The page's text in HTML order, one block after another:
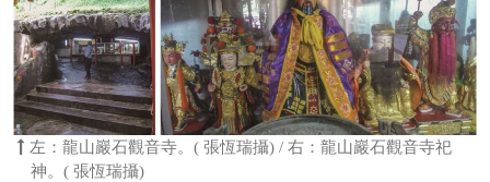
左：龍山巖石觀音寺。( 張恆瑞攝) / 右：龍山巖石觀音寺祀
神。( 張恆瑞攝)